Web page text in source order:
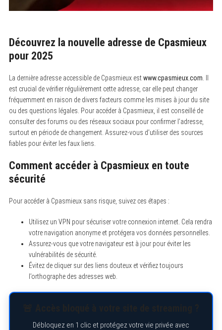
Découvrez la nouvelle adresse de Cpasmieux
pour 2025
La dernière adresse accessible de Cpasmieux estwww.cpasmieux.com
est crucial de vérifier régulièrement cette adresse, car elle peut changer
fréquemment en raison de divers facteurs comme les mises à jour du site
ou des questions légales. Pour accéder à Cpasmieux, il est conseillé de
consulter des forums ou des réseaux sociaux pour confirmer l’adresse,
surtout en période de changement. Assurez-vous d’utiliser des sources
fiables pour éviter les faux liens.
Comment accéder à Cpasmieux en toute
sécurité
Pour accéder à Cpasmieux sans risque, suivez ces étapes :
Utilisez un VPN pour sécuriser votre connexion internet. Cela rendra
votre navigation anonyme et protégera vos données personnelles.
Assurez-vous que votre navigateur est à jour pour éviter les
vulnérabilités de sécurité.
Évitez de cliquer sur des liens douteux et vérifiez toujours
l’orthographe des adresses web.
Débloquez en 1 clic et protégez votre vie privée avec